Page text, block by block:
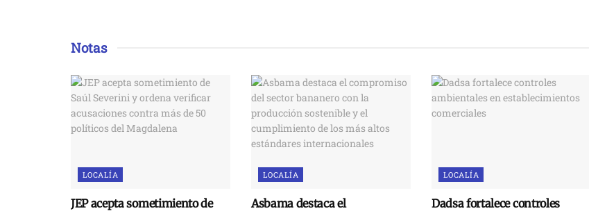
Notas
LOCALÍA
JEP acepta sometimiento de
LOCALÍA
Asbama destaca el
LOCALÍA
Dadsa fortalece controles